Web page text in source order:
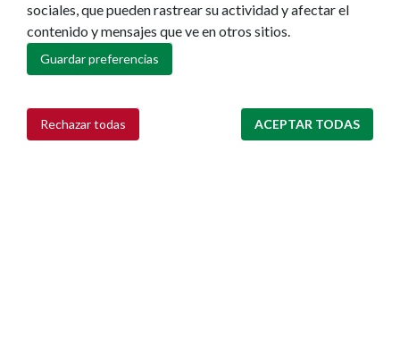
sociales, que pueden rastrear su actividad y afectar el
contenido y mensajes que ve en otros sitios.
Guardar preferencias
Rechazar todas ACEPTAR TODAS
Retirar consentimiento